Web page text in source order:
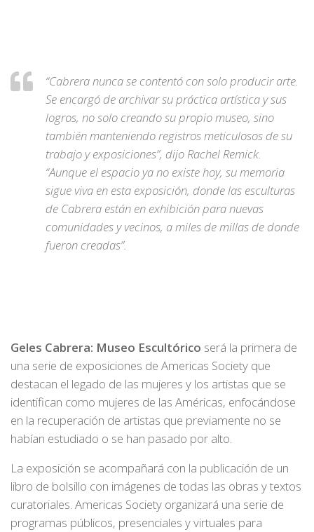
“Cabrera nunca se contentó con solo producir arte.
Se encargó de archivar su práctica artística y sus
logros, no solo creando su propio museo, sino
también manteniendo registros meticulosos de su
trabajo y exposiciones”, dijo Rachel Remick.
“Aunque el espacio ya no existe hoy, su memoria
sigue viva en esta exposición, donde las esculturas
de Cabrera están en exhibición para nuevas
comunidades y vecinos, a miles de millas de donde
fueron creadas”.
Geles Cabrera: Museo Escultórico será la primera de
una serie de exposiciones de Americas Society que
destacan el legado de las mujeres y los artistas que se
identifican como mujeres de las Américas, enfocándose
en la recuperación de artistas que previamente no se
habían estudiado o se han pasado por alto.
La exposición se acompañará con la publicación de un
libro de bolsillo con imágenes de todas las obras y textos
curatoriales. Americas Society organizará una serie de
programas públicos, presenciales y virtuales para